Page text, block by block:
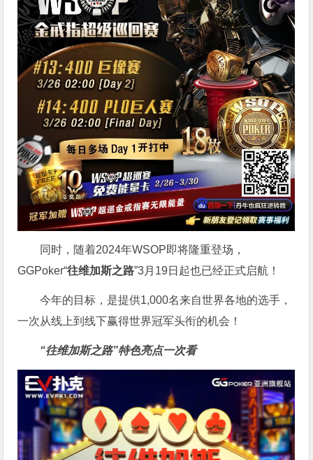
同时，随着2024年WSOP即将隆重登场，
GGPoker“往维加斯之路”3月19日起也已经正式启航！
今年的目标，是提供1,000名来自世界各地的选手，
一次从线上到线下赢得世界冠军头衔的机会！
“往维加斯之路”特色亮点一次看